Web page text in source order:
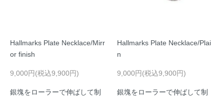
Hallmarks Plate Necklace/Mirr
or finish
9,000円(税込9,900円)
銀塊をローラーで伸ばして制
Hallmarks Plate Necklace/Plai
n
9,000円(税込9,900円)
銀塊をローラーで伸ばして制